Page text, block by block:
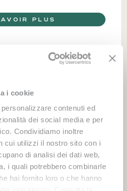
i cookie
contenuti ed
dei social media e per
Condividiamo inoltre
cui utilizzi il nostro sito con i
di analisi dei dati web,
i quali potrebbero combinarle
hai fornito loro o che hanno
PLUS